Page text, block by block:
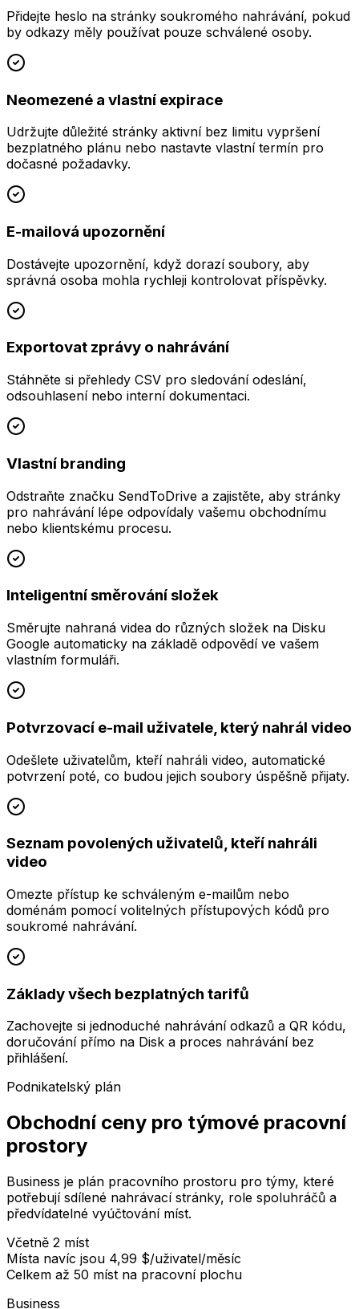
Přidejte heslo na stránky soukromého nahrávání, pokud
by odkazy měly používat pouze schválené osoby.
Neomezené a vlastní expirace
Udržujte důležité stránky aktivní bez limitu vypršení
bezplatného plánu nebo nastavte vlastní termín pro
dočasné požadavky.
E-mailová upozornění
Dostávejte upozornění, když dorazí soubory, aby
správná osoba mohla rychleji kontrolovat příspěvky.
Exportovat zprávy o nahrávání
Stáhněte si přehledy CSV pro sledování odeslání,
odsouhlasení nebo interní dokumentaci.
Vlastní branding
Odstraňte značku SendToDrive a zajistěte, aby stránky
pro nahrávání lépe odpovídaly vašemu obchodnímu
nebo klientskému procesu.
Inteligentní směrování složek
Směrujte nahraná videa do různých složek na Disku
Google automaticky na základě odpovědí ve vašem
vlastním formuláři.
Potvrzovací e-mail uživatele, který nahrál video
Odešlete uživatelům, kteří nahráli video, automatické
potvrzení poté, co budou jejich soubory úspěšně přijaty.
Seznam povolených uživatelů, kteří nahráli
video
Omezte přístup ke schváleným e-mailům nebo
doménám pomocí volitelných přístupových kódů pro
soukromé nahrávání.
Základy všech bezplatných tarifů
Zachovejte si jednoduché nahrávání odkazů a QR kódu,
doručování přímo na Disk a proces nahrávání bez
přihlášení.
Podnikatelský plán
Obchodní ceny pro týmové pracovní
prostory
Business je plán pracovního prostoru pro týmy, které
potřebují sdílené nahrávací stránky, role spoluhráčů a
předvídatelné vyúčtování míst.
Včetně 2 míst
Místa navíc jsou 4,99 $/uživatel/měsíc
Celkem až 50 míst na pracovní plochu
Business